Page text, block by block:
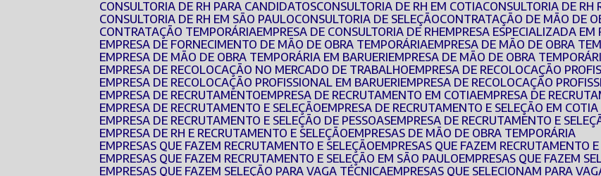
CONSULTORIA DE RH PARA CANDIDATOS CONSULTORIA DE RH EM COTIA CONSULTORIA DE
CONSULTORIA DE RH EM SÃO PAULO CONSULTORIA DE SELEÇÃO CONTRATAÇÃO DE MÃO DE
CONTRATAÇÃO TEMPORÁRIA EMPRESA DE CONSULTORIA DE RH EMPRESA ESPECIALIZADA
EMPRESA DE FORNECIMENTO DE MÃO DE OBRA TEMPORÁRIA EMPRESA DE MÃO DE OBRA
EMPRESA DE MÃO DE OBRA TEMPORÁRIA EM BARUERI EMPRESA DE MÃO DE OBRA
EMPRESA DE RECOLOCAÇÃO NO MERCADO DE TRABALHO EMPRESA DE RECOLOCAÇÃO
EMPRESA DE RECOLOCAÇÃO PROFISSIONAL EM BARUERI EMPRESA DE RECOLOCAÇÃO
EMPRESA DE RECRUTAMENTO EMPRESA DE RECRUTAMENTO EM COTIA EMPRESA DE
EMPRESA DE RECRUTAMENTO E SELEÇÃO EMPRESA DE RECRUTAMENTO E SELEÇÃO EM COTIA
EMPRESA DE RECRUTAMENTO E SELEÇÃO DE PESSOAS EMPRESA DE RECRUTAMENTO E
EMPRESA DE RH E RECRUTAMENTO E SELEÇÃO EMPRESAS DE MÃO DE OBRA TEMPORÁRIA
EMPRESAS QUE FAZEM RECRUTAMENTO E SELEÇÃO EMPRESAS QUE FAZEM RECRUTAMENTO
EMPRESAS QUE FAZEM RECRUTAMENTO E SELEÇÃO EM SÃO PAULO EMPRESAS QUE FAZEM
EMPRESAS QUE FAZEM SELEÇÃO PARA VAGA TÉCNICA EMPRESAS QUE SELECIONAM PARA